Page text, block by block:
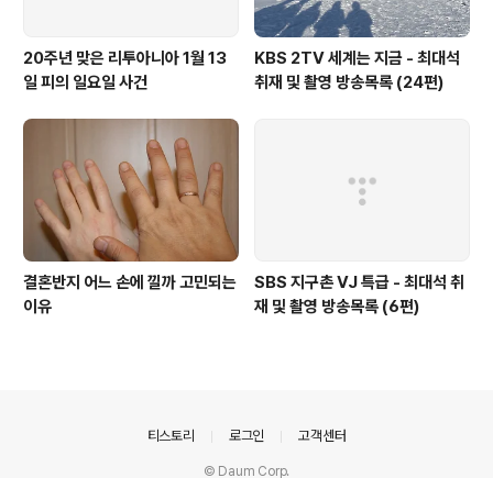
20주년 맞은 리투아니아 1월 13
일 피의 일요일 사건
KBS 2TV 세계는 지금 - 최대석
취재 및 촬영 방송목록 (24편)
결혼반지 어느 손에 낄까 고민되는
이유
SBS 지구촌 VJ 특급 - 최대석 취
재 및 촬영 방송목록 (6편)
티스토리 로그인 고객센터
© Daum Corp.